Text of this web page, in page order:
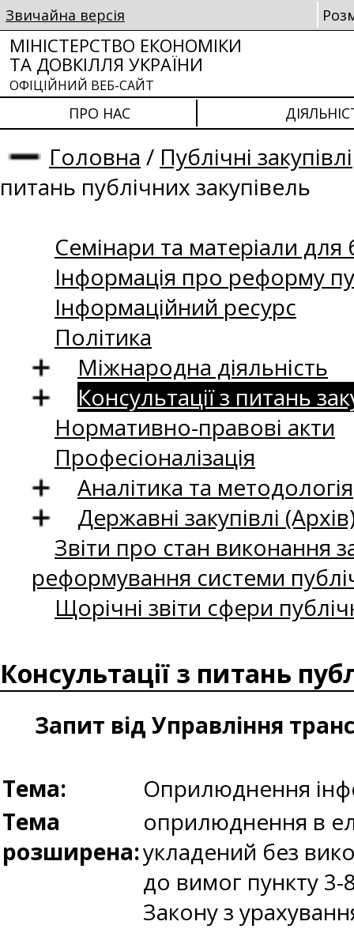
Звичайна версія
МІНІСТЕРСТВО ЕКОНОМІКИ
ТА ДОВКІЛЛЯ УКРАЇНИ
ОФІЦІЙНИЙ ВЕБ-САЙТ
ПРО НАС
Головна / Публічні закупівлі
питань публічних закупівель
Семінари та матеріали для
Інформація про реформу
Інформаційний ресурс
Політика
Міжнародна діяльність
Консультації з питань
Нормативно-правові акти
Професіоналізація
Аналітика та методологія
Державні закупівлі
Звіти про стан виконання
реформування системи
Щорічні звіти сфери
Консультації з питань
Запит від Управління
Тема:
Оприлюднення
Тема
розширена:
оприлюднення в
укладений без
до вимог пункту 3-
Закону з